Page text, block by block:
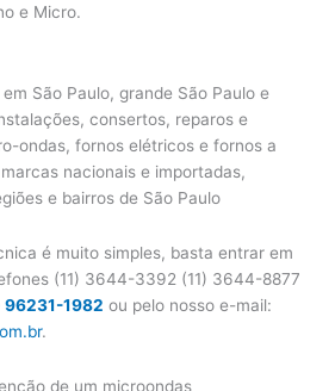
e Micro.
São Paulo, grande São Paulo e
consertos, reparos e
ondas, fornos elétricos e fornos a
nacionais e importadas,
e bairros de São Paulo
é muito simples, basta entrar em
(11) 3644-3392 (11) 3644-8877
96231-1982 ou pelo nosso e-mail:
.
de um microondas